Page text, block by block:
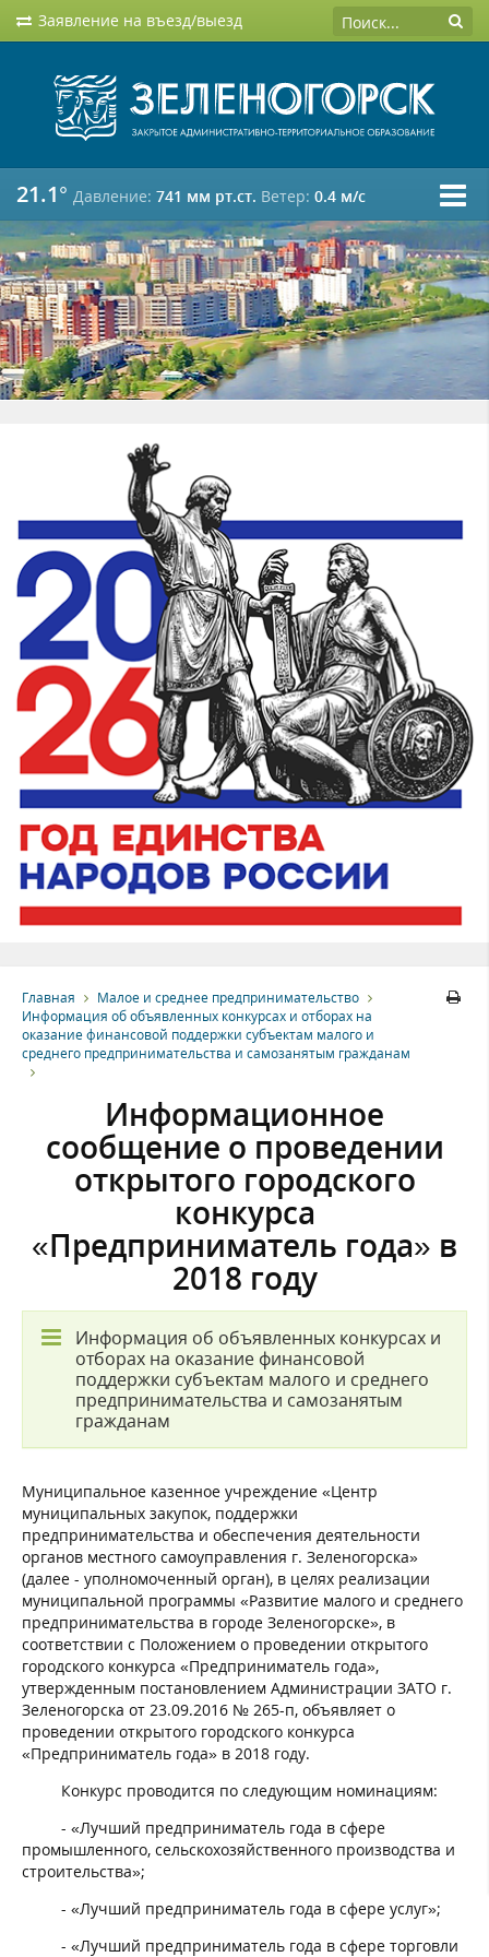
Заявление на въезд/выезд
21.1° Давление: 741 мм рт.ст. Ветер: 0.4 м/c
Главная
Малое и среднее предпринимательство
Информация об объявленных конкурсах и отборах на
оказание финансовой поддержки субъектам малого и
среднего предпринимательства и самозанятым гражданам
Информационное
сообщение о проведении
открытого городского
конкурса
«Предприниматель года» в
2018 году
Информация об объявленных конкурсах и
отборах на оказание финансовой
поддержки субъектам малого и среднего
предпринимательства и самозанятым
гражданам
Муниципальное казенное учреждение «Центр
муниципальных закупок, поддержки
предпринимательства и обеспечения деятельности
органов местного самоуправления г. Зеленогорска»
(далее - уполномоченный орган), в целях реализации
муниципальной программы «Развитие малого и среднего
предпринимательства в городе Зеленогорске», в
соответствии с Положением о проведении открытого
городского конкурса «Предприниматель года»,
утвержденным постановлением Администрации ЗАТО г.
Зеленогорска от 23.09.2016 № 265-п, объявляет о
проведении открытого городского конкурса
«Предприниматель года» в 2018 году.
Конкурс проводится по следующим номинациям:
- «Лучший предприниматель года в сфере
промышленного, сельскохозяйственного производства и
строительства»;
- «Лучший предприниматель года в сфере услуг»;
- «Лучший предприниматель года в сфере торговли